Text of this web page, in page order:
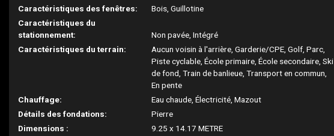
Caractéristiques des fenêtres:
Bois, Guillotine
Caractéristiques du
stationnement:
Non pavée, Intégré
Caractéristiques du terrain:
Aucun voisin à l'arrière, Garderie/CPE, Golf, Parc,
Piste cyclable, École primaire, École secondaire, Ski
de fond, Train de banlieue, Transport en commun,
En pente
Chauffage:
Eau chaude, Électricité, Mazout
Détails des fondations:
Pierre
Dimensions :
9.25 x 14.17 METRE